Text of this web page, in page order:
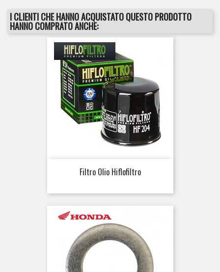
I CLIENTI CHE HANNO ACQUISTATO QUESTO PRODOTTO
HANNO COMPRATO ANCHE:
Filtro Olio Hiflofiltro